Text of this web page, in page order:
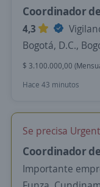
Coordinador
4,3
Bogotá, D.C.,
$ 3.100.000,00
Hace 43 minutos
Se precisa
Coordinador
Importante